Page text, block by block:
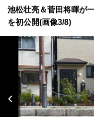
池松壮亮＆菅田将暉が
を初公開(画像3/8)